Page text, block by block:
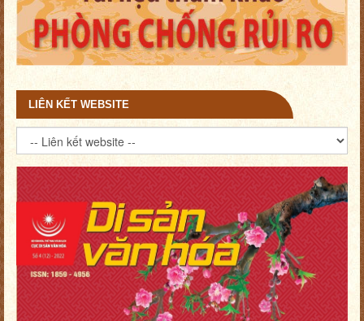
LIÊN KẾT WEBSITE